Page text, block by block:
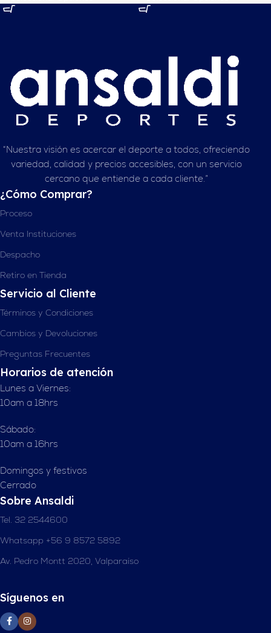
“Nuestra visión es acercar el deporte a todos, ofreciendo
variedad, calidad y precios accesibles, con un servicio
cercano que entiende a cada cliente.”
¿Cómo Comprar?
Proceso
Venta Instituciones
Despacho
Retiro en Tienda
Servicio al Cliente
Términos y Condiciones
Cambios y Devoluciones
Preguntas Frecuentes
Horarios de atención
Lunes a Viernes:
10am a 18hrs
Sábado:
10am a 16hrs
Domingos y festivos
Cerrado
Sobre Ansaldi
Tel. 32 2544600
Whatsapp +56 9 8572 5892
Av. Pedro Montt 2020, Valparaíso
Síguenos en